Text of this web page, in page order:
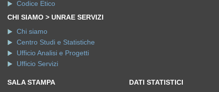
Codice Etico
CHI SIAMO > UNRAE SERVIZI
Chi siamo
Centro Studi e Statistiche
Ufficio Analisi e Progetti
Ufficio Servizi
SALA STAMPA
DATI STATISTICI